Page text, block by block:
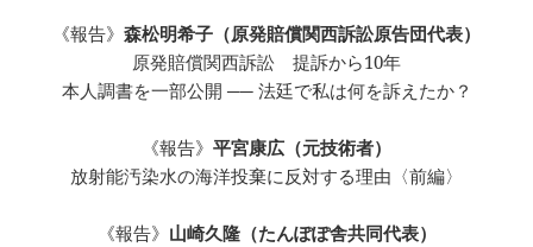
《報告》 森松明希子（原発賠償関西訴訟原告団代表）
原発賠償関西訴訟 提訴から10年
本人調書を一部公開 ── 法廷で私は何を訴えたか？
《報告》 平宮康広（元技術者）
放射能汚染水の海洋投棄に反対する理由〈前編〉
《報告》 山崎久隆（たんぽぽ舎共同代表）